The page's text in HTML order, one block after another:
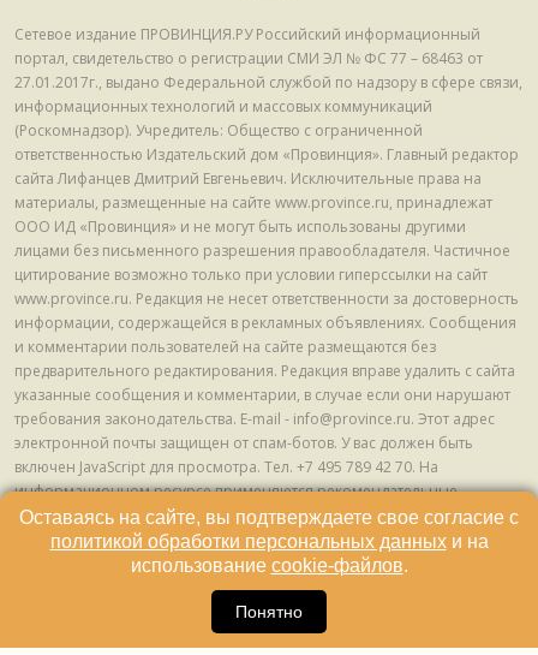
Сетевое издание ПРОВИНЦИЯ.РУ Российский информационный
портал, свидетельство о регистрации СМИ ЭЛ № ФС 77 – 68463 от
27.01.2017г., выдано Федеральной службой по надзору в сфере связи,
информационных технологий и массовых коммуникаций
(Роскомнадзор). Учредитель: Общество с ограниченной
ответственностью Издательский дом «Провинция». Главный редактор
сайта Лифанцев Дмитрий Евгеньевич. Исключительные права на
материалы, размещенные на сайте www.province.ru, принадлежат
ООО ИД «Провинция» и не могут быть использованы другими
лицами без письменного разрешения правообладателя. Частичное
цитирование возможно только при условии гиперссылки на сайт
www.province.ru. Редакция не несет ответственности за достоверность
информации, содержащейся в рекламных объявлениях. Сообщения
и комментарии пользователей на сайте размещаются без
предварительного редактирования. Редакция вправе удалить с сайта
указанные сообщения и комментарии, в случае если они нарушают
требования законодательства. E-mail - info@province.ru. Этот адрес
электронной почты защищен от спам-ботов. У вас должен быть
включен JavaScript для просмотра. Tел. +7 495 789 42 70. На
информационном ресурсе применяются рекомендательные
технологии (информационные технологии предоставления
информации на основе сбора, систематизации и анализа сведений,
относящихся к предпочтениям пользователей сети "Интернет",
находящихся на территории Российской Федерации) © ООО ИД
Оставаясь на сайте, вы подтверждаете свое согласие с
политикой обработки персональных данныхи на
использование cookie-файлов.
Понятно